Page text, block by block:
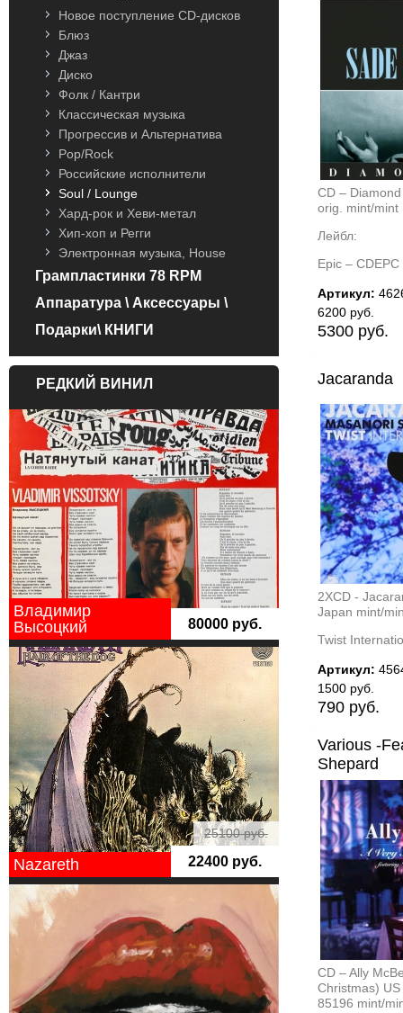
Новое поступление CD-дисков
Блюз
Джаз
Диско
Фолк / Кантри
Классическая музыка
Прогрессив и Альтернатива
Pop/Rock
Российские исполнители
Soul / Lounge
Хард-рок и Хеви-метал
Хип-хоп и Регги
Электронная музыка, House
Грампластинки 78 RPM
Аппаратура \ Аксессуары \
Подарки\ КНИГИ
РЕДКИЙ ВИНИЛ
Владимир
Высоцкий
80000 руб.
25100 руб.
Nazareth 22400 руб.
CD –
orig. mint/mint
Лейбл:
Epic –
Артикул:
6200 руб.
5300 руб.
Jacaranda
2XCD -
Japan mint/
Twist
Артикул:
1500 руб.
790 руб.
Various -
Shepard ‎
CD ‎– Ally
Christmas)
85196 mint/